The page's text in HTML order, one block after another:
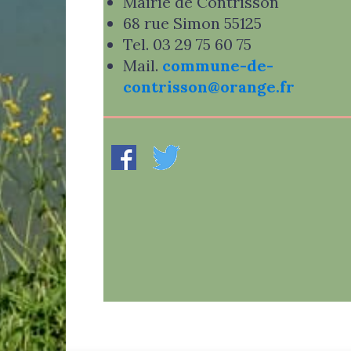
68 rue Simon 55125
Tel. 03 29 75 60 75
Mail. commune-de-
contrisson@orange.fr